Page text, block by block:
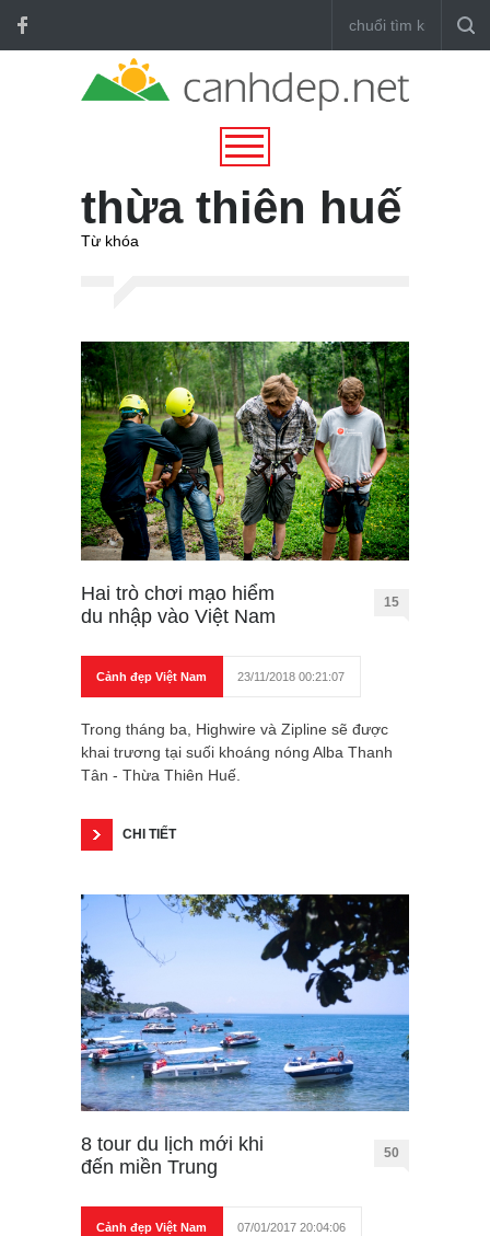
thừa thiên huế
Từ khóa
Hai trò chơi mạo hiểm
du nhập vào Việt Nam
15
Cảnh đẹp Việt Nam 23/11/2018 00:21:07
Trong tháng ba, Highwire và Zipline sẽ được
khai trương tại suối khoáng nóng Alba Thanh
Tân - Thừa Thiên Huế.
CHI TIẾT
8 tour du lịch mới khi
đến miền Trung
50
Cảnh đẹp Việt Nam 07/01/2017 20:04:06